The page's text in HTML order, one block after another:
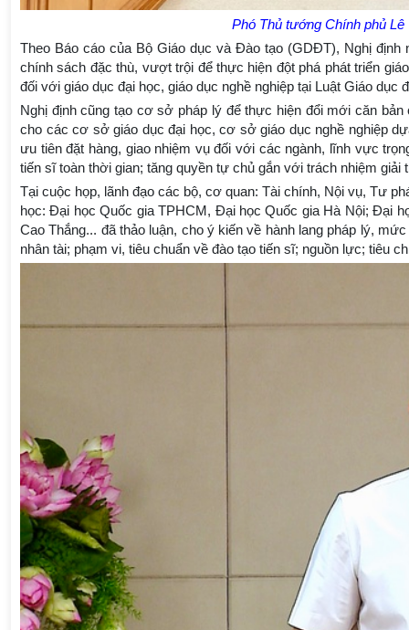
Phó Thủ tướng Chính phủ
Theo Báo cáo của Bộ Giáo dục và Đào tạo (GDĐT), Nghị
chính sách đặc thù, vượt trội để thực hiện đột phá phát triển
đối với giáo dục đại học, giáo dục nghề nghiệp tại Luật Giáo
Nghị định cũng tạo cơ sở pháp lý để thực hiện đổi mới căn
cho các cơ sở giáo dục đại học, cơ sở giáo dục nghề nghiệp
ưu tiên đặt hàng, giao nhiệm vụ đối với các ngành, lĩnh vực
tiến sĩ toàn thời gian; tăng quyền tự chủ gắn với trách nhiệm giải
Tại cuộc họp, lãnh đạo các bộ, cơ quan: Tài chính, Nội vụ, Tư
học: Đại học Quốc gia TPHCM, Đại học Quốc gia Hà Nội; Đại
Cao Thắng... đã thảo luận, cho ý kiến về hành lang pháp lý,
nhân tài; phạm vi, tiêu chuẩn về đào tạo tiến sĩ; nguồn lực; tiêu